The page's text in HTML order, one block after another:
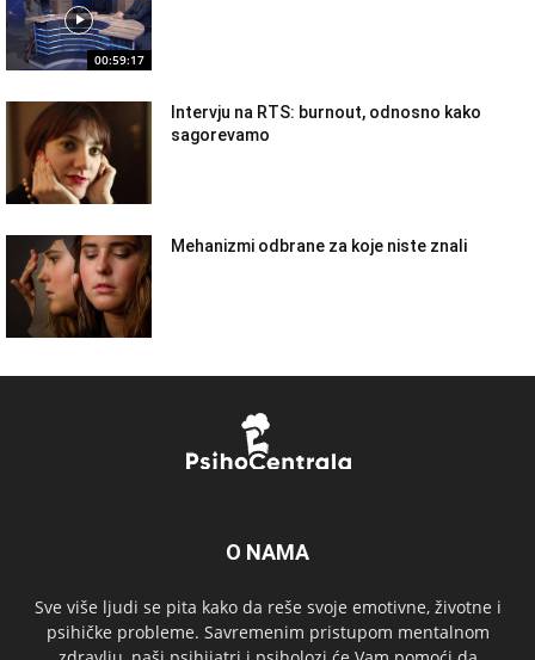
00:59:17
Intervju na RTS: burnout, odnosno kako
sagorevamo
Mehanizmi odbrane za koje niste znali
O NAMA
Sve više ljudi se pita kako da reše svoje emotivne, životne i
psihičke probleme. Savremenim pristupom mentalnom